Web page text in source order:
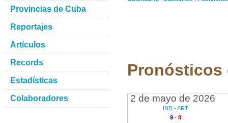
Pronósticos
2 de mayo de 2026
IND - ART
9- 8
Provincias de Cuba
Reportajes
Artículos
Records
Estadísticas
Colaboradores